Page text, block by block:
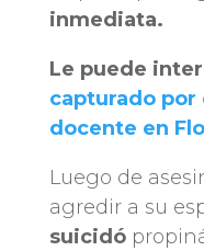
inmediata.
Le puede
capturado por
docente en
Luego de
agredir a su
suicidó